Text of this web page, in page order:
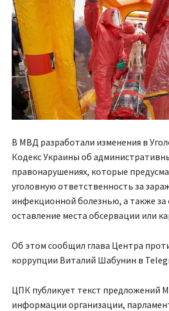
В МВД разработали изменения в
Кодекс Украины об
правонарушениях, которые
уголовную ответственность за
инфекционной болезнью, а также за
оставление места обсервации или
Об этом сообщил глава Центра
коррупции Виталий Шабунин в
ЦПК публикует текст предложений
информации организации,